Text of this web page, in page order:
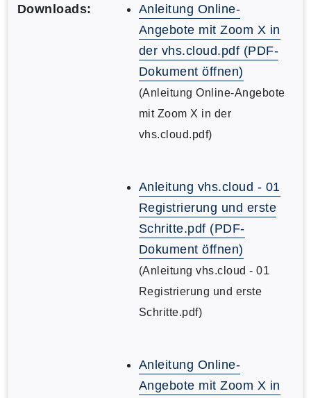
Downloads:
Anleitung Online-
Angebote mit Zoom X in
der vhs.cloud.pdf (PDF-
Dokument öffnen)
(Anleitung Online-Angebote
mit Zoom X in der
vhs.cloud.pdf)
Anleitung vhs.cloud - 01
Registrierung und erste
Schritte.pdf (PDF-
Dokument öffnen)
(Anleitung vhs.cloud - 01
Registrierung und erste
Schritte.pdf)
Anleitung Online-
Angebote mit Zoom X in